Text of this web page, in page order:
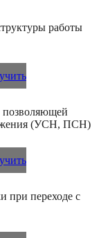
работы
позволяющей
(УСН, ПСН)
при переходе с